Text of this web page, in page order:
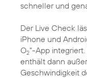
schneller und
Der Live Check
iPhone und
O2"-App
enthält dann
Geschwindigkeit